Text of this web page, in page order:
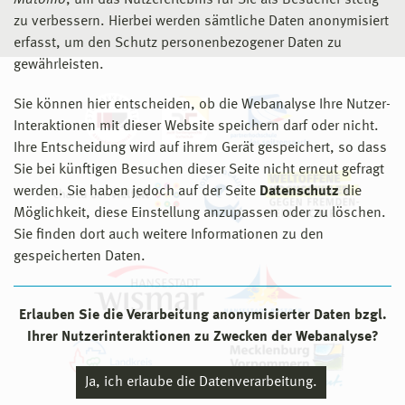
zu verbessern. Hierbei werden sämtliche Daten anonymisiert
erfasst, um den Schutz personenbezogener Daten zu
gewährleisten.
Sie können hier entscheiden, ob die Webanalyse Ihre Nutzer-
Interaktionen mit dieser Website speichern darf oder nicht.
Ihre Entscheidung wird auf ihrem Gerät gespeichert, so dass
Sie bei künftigen Besuchen dieser Seite nicht erneut gefragt
werden. Sie haben jedoch auf der Seite Datenschutz die
Möglichkeit, diese Einstellung anzupassen oder zu löschen.
Sie finden dort auch weitere Informationen zu den
gespeicherten Daten.
Erlauben Sie die Verarbeitung anonymisierter Daten bzgl.
Ihrer Nutzerinteraktionen zu Zwecken der Webanalyse?
Ja, ich erlaube die Datenverarbeitung.